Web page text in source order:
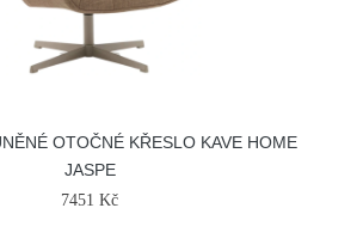
OTOČNÉ KŘESLO KAVE HOME
JASPE
7451 Kč